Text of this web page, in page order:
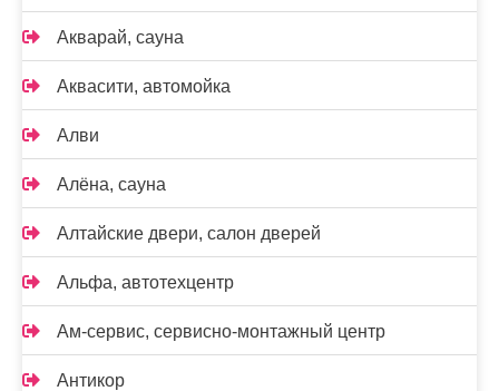
Акварай, сауна
Аквасити, автомойка
Алви
Алёна, сауна
Алтайские двери, салон дверей
Альфа, автотехцентр
Ам-сервис, сервисно-монтажный центр
Антикор